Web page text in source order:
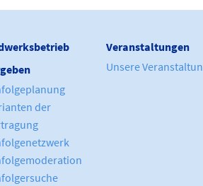
der
Veranstaltungen
Unsere